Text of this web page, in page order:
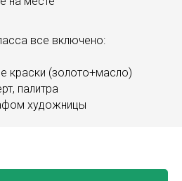
все включено:
краски (золото+масло)
палитра
художницы